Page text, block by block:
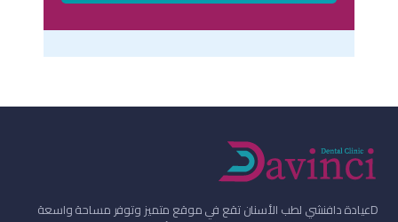
Dعيادة دافنشي لطب الأسنان تقع في موقع متميز وتوفر مساحة واسعة